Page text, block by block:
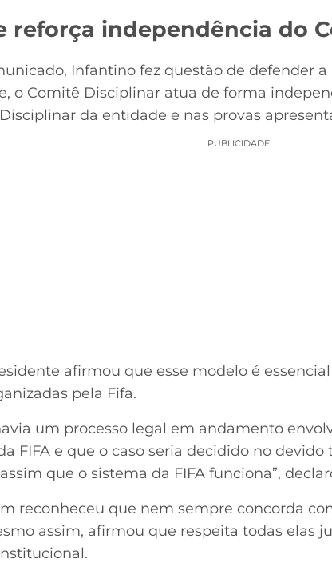
reforça independência do
Infantino fez questão de defender
o Comitê Disciplinar atua de forma
da entidade e nas provas
PUBLICIDADE
afirmou que esse modelo é
pela Fifa.
um processo legal em andamento
FIFA e que o caso seria decidido no
que o sistema da FIFA funciona”,
reconheceu que nem sempre concorda
assim, afirmou que respeita todas elas